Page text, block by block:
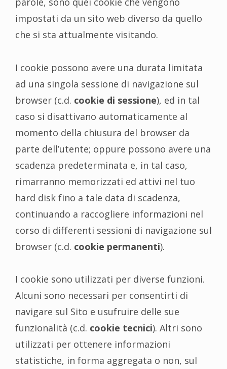
impostati da un sito web diverso da quello
che si sta attualmente visitando.
I cookie possono avere una durata limitata
ad una singola sessione di navigazione sul
browser (c.d. cookie di sessione), ed in tal
caso si disattivano automaticamente al
momento della chiusura del browser da
parte dell’utente; oppure possono avere una
scadenza predeterminata e, in tal caso,
rimarranno memorizzati ed attivi nel tuo
hard disk fino a tale data di scadenza,
continuando a raccogliere informazioni nel
corso di differenti sessioni di navigazione sul
browser (c.d. cookie permanenti).
I cookie sono utilizzati per diverse funzioni.
Alcuni sono necessari per consentirti di
navigare sul Sito e usufruire delle sue
funzionalità (c.d. cookie tecnici). Altri sono
utilizzati per ottenere informazioni
statistiche, in forma aggregata o non, sul